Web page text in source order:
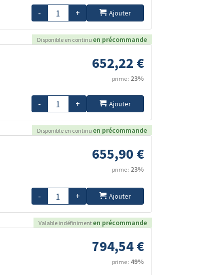
- + Ajouter
Disponible en continu en précommande
652,22 €
prime : 23%
- + Ajouter
Disponible en continu en précommande
655,90 €
prime : 23%
- + Ajouter
Valable indéfinimenten précommande
794,54 €
prime : 49%